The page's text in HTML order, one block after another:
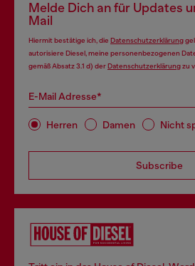
Melde Dich an für Updates
Mail
Hiermit bestätige ich, die Datenschutzerklärung
autorisiere Diesel, meine personenbezogenen
gemäß Absatz 3.1 d) derDatenschutzerklärungzu
E-Mail Adresse*
Herren Damen Nicht
Subscribe